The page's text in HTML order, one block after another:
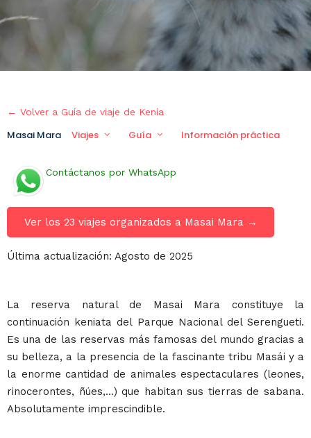
← Volver a Guía de viaje de Kenia
Masai Mara Viajes Guía Información práctica
Contáctanos por WhatsApp
Ver los 23 viajes organizados a Masai Mara →
Última actualización: Agosto de 2025
La reserva natural de Masai Mara constituye la
continuación keniata del Parque Nacional del Serengueti.
Es una de las reservas más famosas del mundo gracias a
su belleza, a la presencia de la fascinante tribu Masái y a
la enorme cantidad de animales espectaculares (leones,
rinocerontes, ñúes,...) que habitan sus tierras de sabana.
Absolutamente imprescindible.